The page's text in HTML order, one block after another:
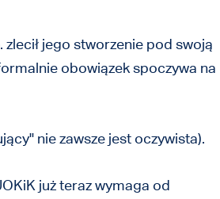
jego stworzenie pod swoją
obowiązek spoczywa na
nie zawsze jest oczywista).
już teraz wymaga od